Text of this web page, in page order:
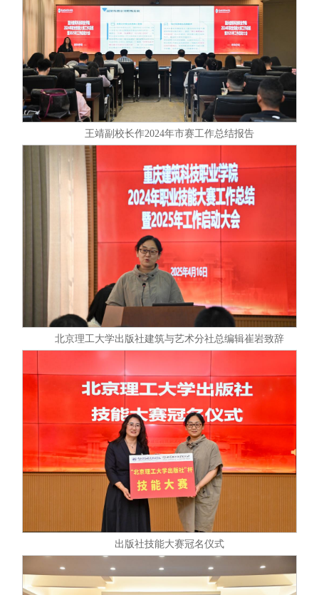
王靖副校长作2024年市赛工作总结报告
北京理工大学出版社建筑与艺术分社总编辑崔岩致辞
出版社技能大赛冠名仪式